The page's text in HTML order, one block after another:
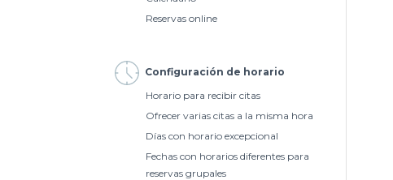
Reservas online
Configuración de horario
Horario para recibir citas
Ofrecer varias citas a la misma hora
Días con horario excepcional
Fechas con horarios diferentes para
reservas grupales